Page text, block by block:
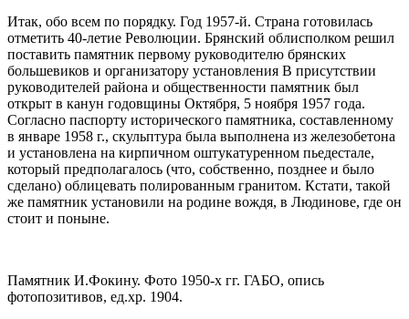
Итак, обо всем по порядку. Год 1957-й. Страна готовилась
отметить 40-летие Революции. Брянский облисполком решил
поставить памятник первому руководителю брянских
большевиков и организатору установления В присутствии
руководителей района и общественности памятник был
открыт в канун годовщины Октября, 5 ноября 1957 года.
Согласно паспорту исторического памятника, составленному
в январе 1958 г., скульптура была выполнена из железобетона
и установлена на кирпичном оштукатуренном пьедестале,
который предполагалось (что, собственно, позднее и было
сделано) облицевать полированным гранитом. Кстати, такой
же памятник установили на родине вождя, в Людинове, где он
стоит и поныне.
Памятник И.Фокину. Фото 1950-х гг. ГАБО, опись
фотопозитивов, ед.хр. 1904.